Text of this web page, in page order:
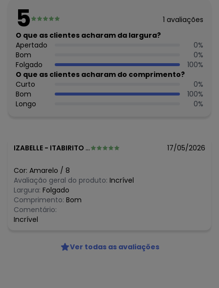
Cintura: Alta
Fornecedor: MARISOL VESTUARIO S.A. / CNPJ
20.454.870/0015-4
Feito: Brasil
Cuidados para conservação do produto: NÃO ALVEJAR, NÃO
LAVAR A SECO, NÃO SECAR EM TAMBOR
Tecido: Tecido plano
Composição: Algodão 100%
Histórico de preços
julho/2026 R$ 124,5
maio/2026
abril/2026
março/2026
fevereiro/2026
5 1 avaliações
O que as clientes acharam da largura?
Apertado
0%
Bom
0%
Folgado
100%
O que as clientes acharam do comprimento?
Curto
0%
Bom
100%
Longo
0%
IZABELLE - ITABIRITO - MG 17/05/2026
Cor: Amarelo / 8
Avaliação geral do produto: Incrível
Largura: Folgado
Comprimento: Bom
Comentário:
Incrível
Ver todas as avaliações